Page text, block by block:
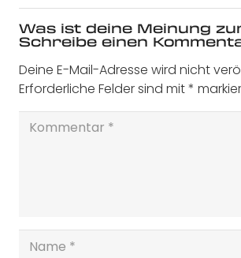
Was ist deine Meinung
Schreibe einen
Deine E-Mail-Adresse wird nicht
Erforderliche Felder sind mit*